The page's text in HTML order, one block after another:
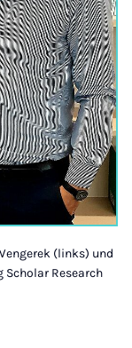
(links) und
Scholar Research